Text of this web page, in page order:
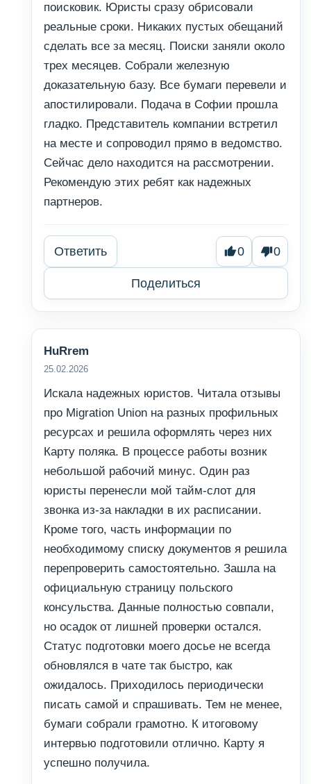
поисковик. Юристы сразу обрисовали
реальные сроки. Никаких пустых обещаний
сделать все за месяц. Поиски заняли около
трех месяцев. Собрали железную
доказательную базу. Все бумаги перевели и
апостилировали. Подача в Софии прошла
гладко. Представитель компании встретил
на месте и сопроводил прямо в ведомство.
Сейчас дело находится на рассмотрении.
Рекомендую этих ребят как надежных
партнеров.
Ответить 0 0
Поделиться
HuRrem
25.02.2026
Искала надежных юристов. Читала отзывы
про Migration Union на разных профильных
ресурсах и решила оформлять через них
Карту поляка. В процессе работы возник
небольшой рабочий минус. Один раз
юристы перенесли мой тайм-слот для
звонка из-за накладки в их расписании.
Кроме того, часть информации по
необходимому списку документов я решила
перепроверить самостоятельно. Зашла на
официальную страницу польского
консульства. Данные полностью совпали,
но осадок от лишней проверки остался.
Статус подготовки моего досье не всегда
обновлялся в чате так быстро, как
ожидалось. Приходилось периодически
писать самой и спрашивать. Тем не менее,
бумаги собрали грамотно. К итоговому
интервью подготовили отлично. Карту я
успешно получила.